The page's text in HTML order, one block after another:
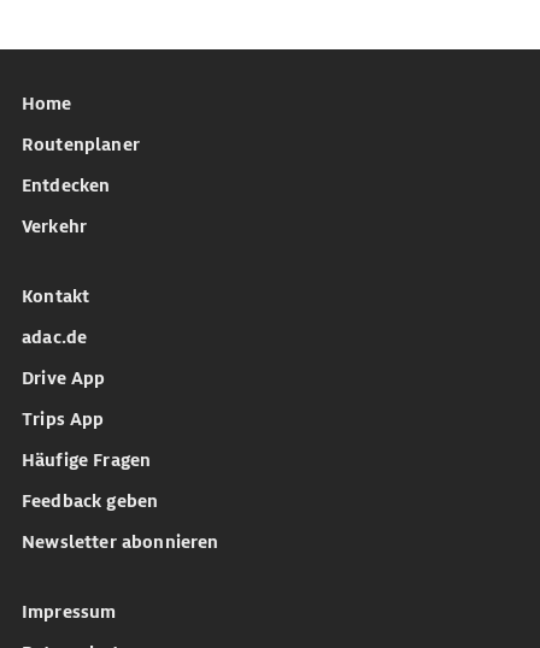
Home
Routenplaner
Entdecken
Verkehr
Kontakt
adac.de
Drive App
Trips App
Häufige Fragen
Feedback geben
Newsletter abonnieren
Impressum